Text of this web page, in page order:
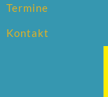
Termine
Kontakt